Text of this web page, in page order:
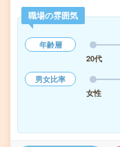
職場の雰囲気
年齢層
20代
男女比率
女性